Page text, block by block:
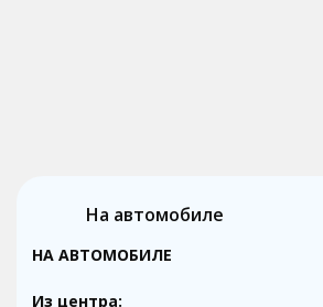
На автомобиле
НА АВТОМОБИЛЕ
Из центра: